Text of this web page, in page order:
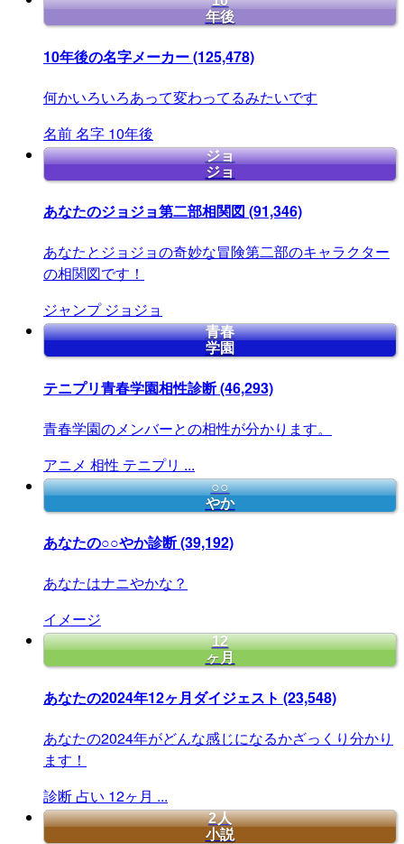
年後
10年後の名字メーカー(125,478)
何かいろいろあって変わってるみたいです
名前名字 10年後
ジョ
ジョ
あなたのジョジョ第二部相関図 (91,346)
あなたとジョジョの奇妙な冒険第二部のキャラクター
の相関図です！
ジャンプ ジョジョ
青春
学園
テニプリ青春学園相性診断(46,293)
青春学園のメンバーとの相性が分かります。
アニメ 相性 テニプリ ...
○○
やか
あなたの○○やか診断(39,192)
あなたはナニやかな？
イメージ
12
ヶ月
あなたの2024年12ヶ月ダイジェスト (23,548)
あなたの2024年がどんな感じになるかざっくり分かり
ます！
診断 占い 12ヶ月 ...
2人
小説